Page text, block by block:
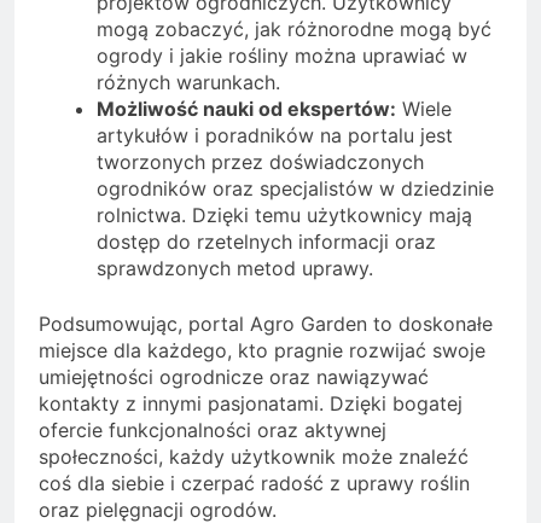
mogą zobaczyć, jak różnorodne mogą być
ogrody i jakie rośliny można uprawiać w
różnych warunkach.
Możliwość nauki od ekspertów: Wiele
artykułów i poradników na portalu jest
tworzonych przez doświadczonych
ogrodników oraz specjalistów w dziedzinie
rolnictwa. Dzięki temu użytkownicy mają
dostęp do rzetelnych informacji oraz
sprawdzonych metod uprawy.
Podsumowując, portal Agro Garden to doskonałe
miejsce dla każdego, kto pragnie rozwijać swoje
umiejętności ogrodnicze oraz nawiązywać
kontakty z innymi pasjonatami. Dzięki bogatej
ofercie funkcjonalności oraz aktywnej
społeczności, każdy użytkownik może znaleźć
coś dla siebie i czerpać radość z uprawy roślin
oraz pielęgnacji ogrodów.